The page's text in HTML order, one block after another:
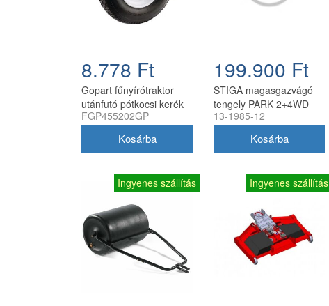
8.778 Ft
Gopart fűnyírótraktor
utánfutó pótkocsi kerék
4.80/4.00-8, 8 col, 16
FGP455202GP
199.900 Ft
STIGA magasgazvágó
tengely PARK 2+4WD
frontkaszás fűnyíró
tengely késekkel)
13-1985-12
Ingyenes szállítás Ingyenes szállítás